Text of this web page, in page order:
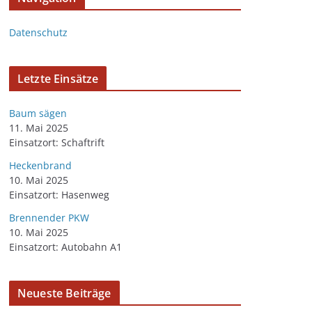
Datenschutz
Letzte Einsätze
Baum sägen
11. Mai 2025
Einsatzort: Schaftrift
Heckenbrand
10. Mai 2025
Einsatzort: Hasenweg
Brennender PKW
10. Mai 2025
Einsatzort: Autobahn A1
Neueste Beiträge